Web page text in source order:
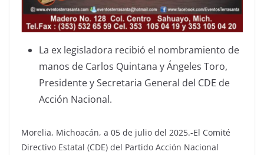
La ex legisladora recibió el nombramiento de
manos de Carlos Quintana y Ángeles Toro,
Presidente y Secretaria General del CDE de
Acción Nacional.
Morelia, Michoacán, a 05 de julio del 2025.-El Comité
Directivo Estatal (CDE) del Partido Acción Nacional